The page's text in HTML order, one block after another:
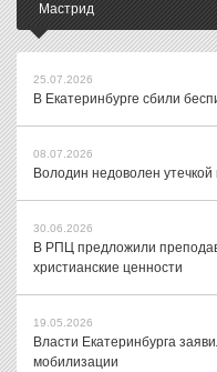
Мастрид
25.07.2026
В Екатеринбурге сбили
08.07.2026
Володин недоволен
30.06.2026
В РПЦ предложили
христианские ценности
19.05.2026
Власти Екатеринбурга
мобилизации